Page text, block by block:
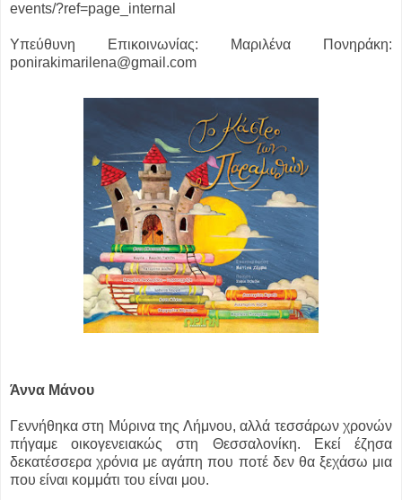
events/?ref=page_internal
Υπεύθυνη Επικοινωνίας: Μαριλένα Πονηράκη:
ponirakimarilena@gmail.com
Άννα Μάνου
Γεννήθηκα στη Μύρινα της Λήμνου, αλλά τεσσάρων χρονών
πήγαμε οικογενειακώς στη Θεσσαλονίκη. Εκεί έζησα
δεκατέσσερα χρόνια με αγάπη που ποτέ δεν θα ξεχάσω μια
που είναι κομμάτι του είναι μου.